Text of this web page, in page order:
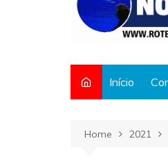
Início
Home 2021